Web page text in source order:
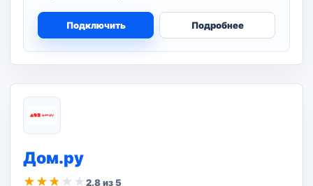
Подключить Подробнее
Дом.ру
★ ★ ★ ★ ★2.8 из 5